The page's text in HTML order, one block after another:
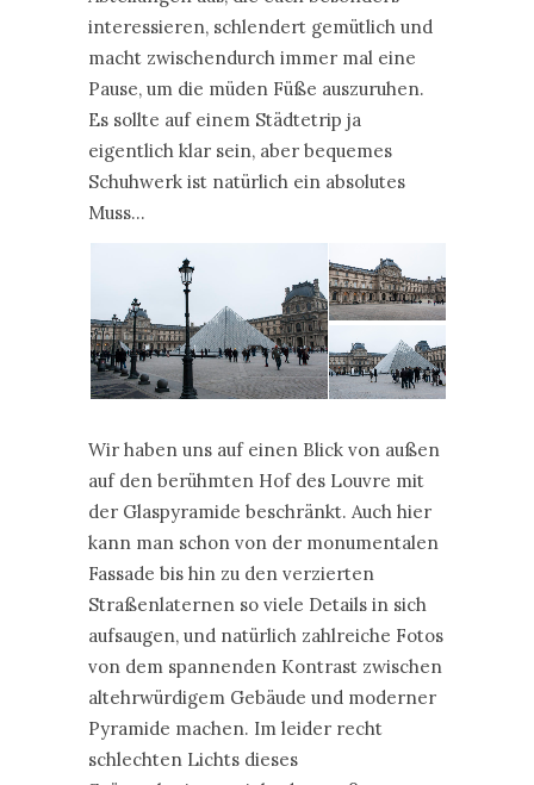
interessieren, schlendert gemütlich und
macht zwischendurch immer mal eine
Pause, um die müden Füße auszuruhen.
Es sollte auf einem Städtetrip ja
eigentlich klar sein, aber bequemes
Schuhwerk ist natürlich ein absolutes
Muss…
Wir haben uns auf einen Blick von außen
auf den berühmten Hof des Louvre mit
der Glaspyramide beschränkt. Auch hier
kann man schon von der monumentalen
Fassade bis hin zu den verzierten
Straßenlaternen so viele Details in sich
aufsaugen, und natürlich zahlreiche Fotos
von dem spannenden Kontrast zwischen
altehrwürdigem Gebäude und moderner
Pyramide machen. Im leider recht
schlechten Lichts dieses